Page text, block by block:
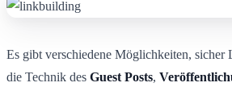
Es gibt verschiedene Möglichkeiten, sicher
die Technik des Guest Posts,